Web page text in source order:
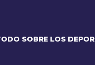
SOBRE LOS